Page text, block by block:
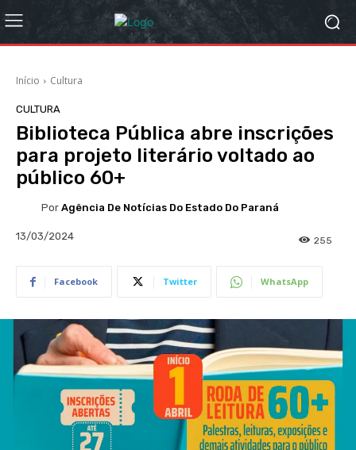
Início Cultura
CULTURA
Biblioteca Pública abre inscrições
para projeto literário voltado ao
público 60+
Por Agência De Notícias Do Estado Do Paraná
13/03/2024 255
Facebook Twitter WhatsApp